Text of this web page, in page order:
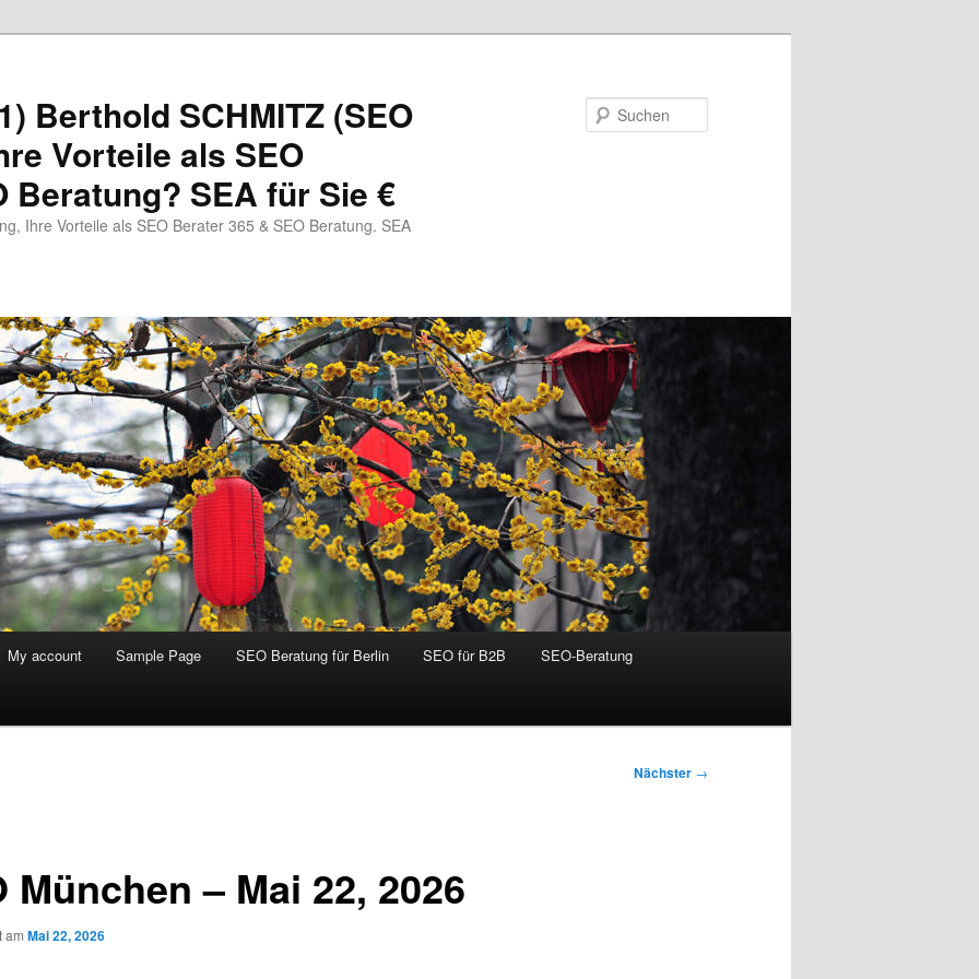
Berthold SCHMITZ (SEO
Vorteile als SEO
Beratung? SEA für Sie €
Ihre Vorteile als SEO Berater 365 & SEO Beratung. SEA
My account Sample Page SEO Beratung für Berlin SEO für B2B SEO-Beratung
Nächster →
München – Mai 22, 2026
am Mai 22, 2026